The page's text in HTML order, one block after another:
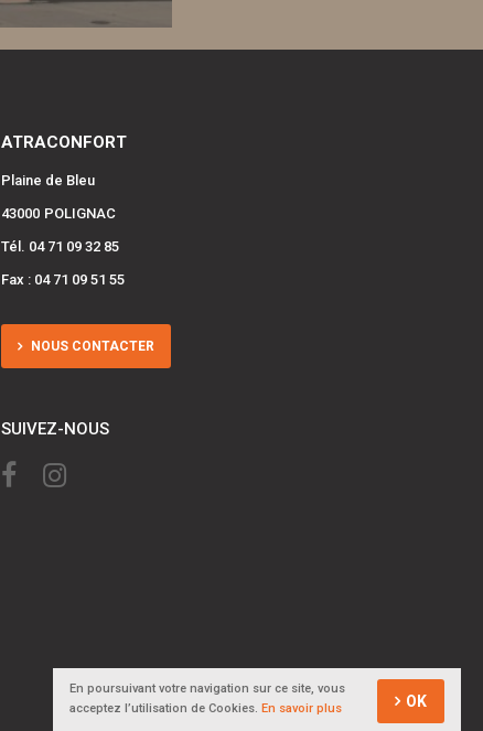
ATRACONFORT
Plaine de Bleu
43000 POLIGNAC
Tél. 04 71 09 32 85
Fax : 04 71 09 51 55
NOUS CONTACTER
SUIVEZ-NOUS
En poursuivant votre navigation sur ce site, vous
acceptez l’utilisation de Cookies. En savoir plus OK